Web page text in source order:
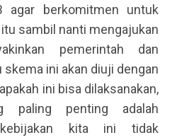
agar berkomitmen untuk
sambil nanti mengajukan
pemerintah dan
skema ini akan diuji dengan
ini bisa dilaksanakan,
paling penting adalah
kita ini tidak